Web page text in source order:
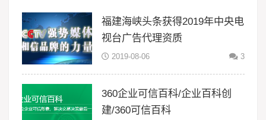
福建海峡头条获得2019年中央电
视台广告代理资质
2019-08-06 3
360企业可信百科/企业百科创
建/360可信百科